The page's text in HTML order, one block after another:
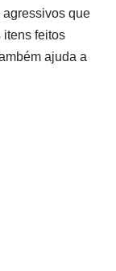
que
itens feitos
ajuda a